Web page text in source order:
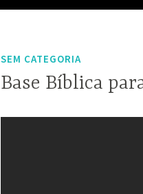
SEM CATEGORIA
Base Bíblica